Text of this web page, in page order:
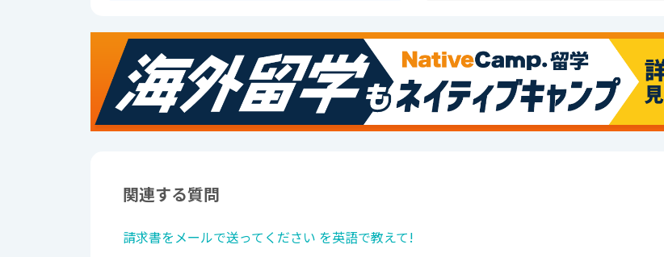
関連する質問
請求書をメールで送ってください を英語で教えて!